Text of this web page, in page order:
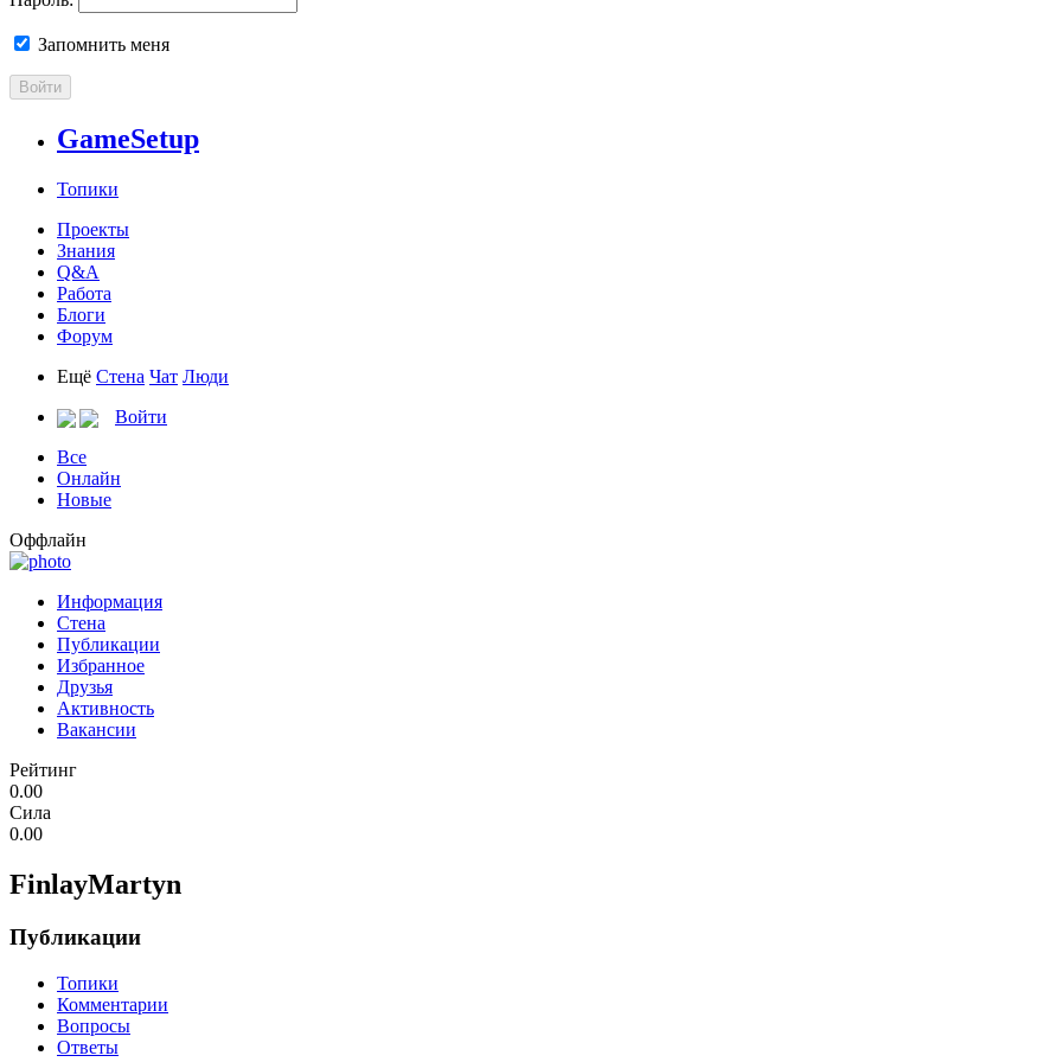
Запомнить меня
Войти
GameSetup
Топики
Проекты
Знания
Q&A
Работа
Блоги
Форум
Ещё Стена Чат Люди
Войти
Все
Онлайн
Новые
Оффлайн
Информация
Стена
Публикации
Избранное
Друзья
Активность
Вакансии
Рейтинг
0.00
Сила
0.00
FinlayMartyn
Публикации
Топики
Комментарии
Вопросы
Ответы